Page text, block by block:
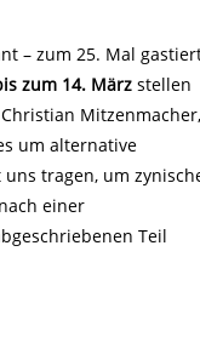
– zum 25. Mal
zum 14. März stellen
Mitzenmacher,
um alternative
tragen, um
einer
Teil